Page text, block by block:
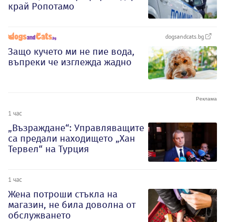
край Ропотамо
dogsandcats.bg
Защо кучето ми не пие вода,
въпреки че изглежда жадно
1 час
„Възраждане“: Управляващите
са предали находището „Хан
Тервел“ на Турция
1 час
Жена потроши стъкла на
магазин, не била доволна от
обслужването